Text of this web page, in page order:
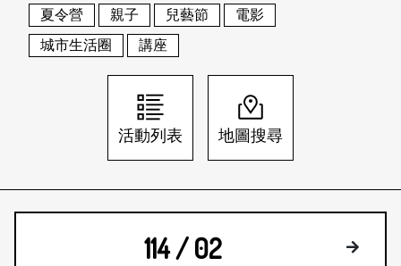
地圖搜尋
關於我們
刊物索取地點
會員基本資料
刊登活動
網站導覽 English
日本語 登入/註冊
夏令營
親子 兒藝節
電影
城市生活圈
講座
活動列表 地圖搜尋
114 / 02 下個月